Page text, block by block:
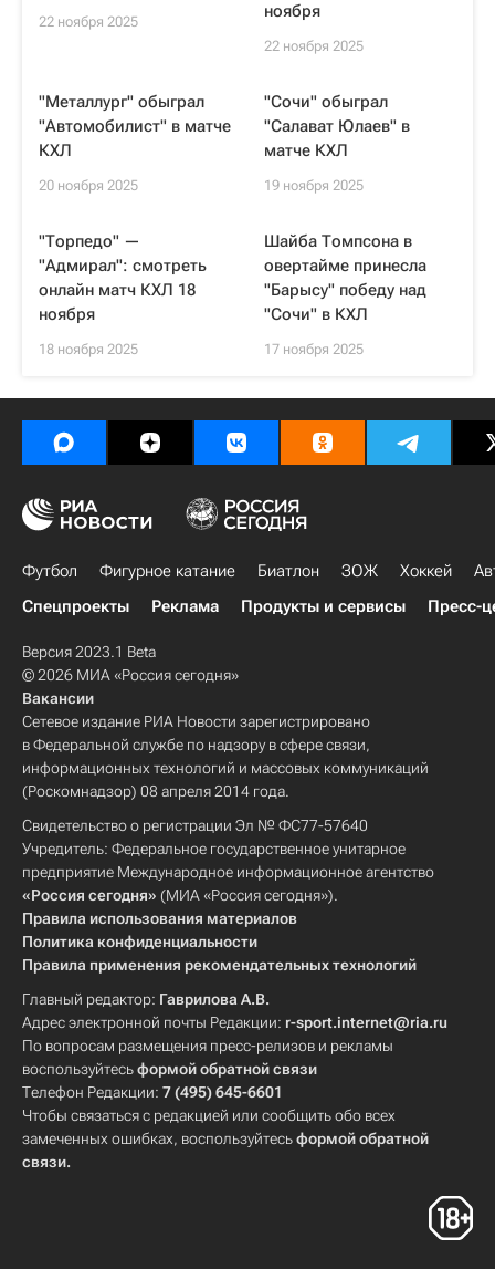
22 ноября 2025
ноября
22 ноября 2025
"Металлург" обыграл
"Автомобилист" в матче
КХЛ
20 ноября 2025
"Сочи" обыграл
"Салават Юлаев" в
матче КХЛ
19 ноября 2025
"Торпедо" —
"Адмирал": смотреть
онлайн матч КХЛ 18
ноября
18 ноября 2025
Шайба Томпсона в
овертайме принесла
"Барысу" победу над
"Сочи" в КХЛ
17 ноября 2025
Футбол Фигурное катание Биатлон ЗОЖ Хоккей
Спецпроекты
Реклама Продукты и сервисы Пресс-
Версия 2023.1 Beta
© 2026 МИА «Россия сегодня»
Вакансии
Сетевое издание РИА Новости зарегистрировано
в Федеральной службе по надзору в сфере связи,
информационных технологий и массовых коммуникаций
(Роскомнадзор) 08 апреля 2014 года.
Свидетельство о регистрации Эл № ФС77-57640
Учредитель: Федеральное государственное унитарное
предприятие Международное информационное агентство
«Россия сегодня» (МИА «Россия сегодня»).
Правила использования материалов
Политика конфиденциальности
Правила применения рекомендательных технологий
Главный редактор: Гаврилова А.В.
Адрес электронной почты Редакции: r-sport.internet@ria.ru
По вопросам размещения пресс-релизов и рекламы
воспользуйтесьформой обратной связи
Телефон Редакции: 7 (495) 645-6601
Чтобы связаться с редакцией или сообщить обо всех
замеченных ошибках, воспользуйтесьформой обратной
связи.